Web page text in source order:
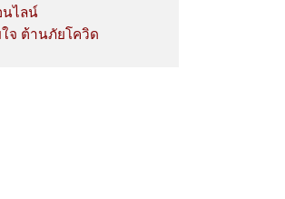
นไลน์
จ ต้านภัยโควิด